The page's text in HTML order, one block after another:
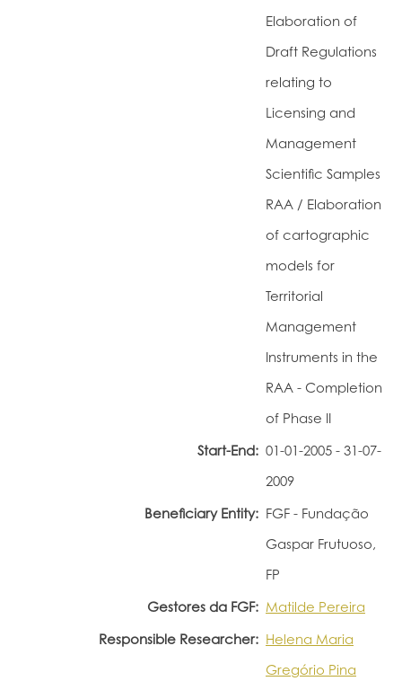
Elaboration of
Draft Regulations
relating to
Licensing and
Management
Scientific Samples
RAA / Elaboration
of cartographic
models for
Territorial
Management
Instruments in the
RAA - Completion
of Phase II
Start-End: 01-01-2005 - 31-07-
2009
Beneficiary Entity: FGF - Fundação
Gaspar Frutuoso,
FP
Gestores da FGF: Matilde Pereira
Responsible Researcher: Helena Maria
Gregório Pina